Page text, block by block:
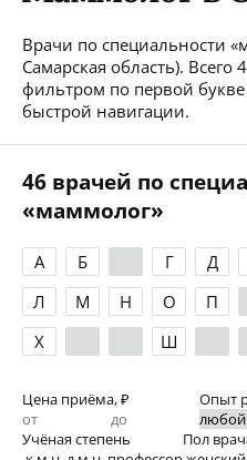
Врачи по специальности
Самарская область). Всего
фильтром по первой
быстрой навигации.
46 врачей по
«маммолог»
А Б Г Д
Л
М Н О П
Х
Ш
Цена приёма, ₽ Опыт
Учёная степень
Пол